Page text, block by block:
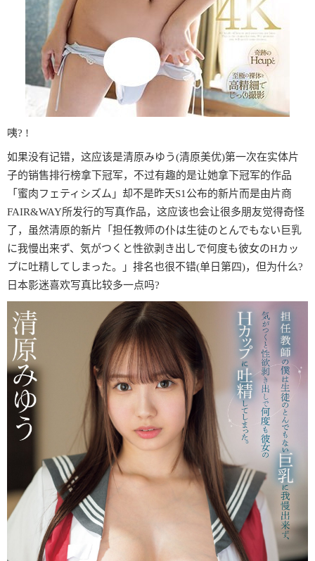
咦? !
如果没有记错，这应该是清原みゆう(清原美优)第一次在实体片
子的销售排行榜拿下冠军，不过有趣的是让她拿下冠军的作品
「蜜肉フェティシズム」却不是昨天S1公布的新片而是由片商
FAIR&WAY所发行的写真作品，这应该也会让很多朋友觉得奇怪
了，虽然清原的新片「担任教师の仆は生徒のとんでもない巨乳
に我慢出来ず、気がつくと性欲剥き出しで何度も彼女のHカッ
プに吐精してしまった。」排名也很不错(单日第四)，但为什么?
日本影迷喜欢写真比较多一点吗?